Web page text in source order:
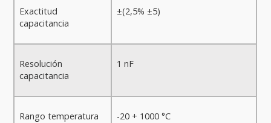
Exactitud
capacitancia
±(2,5% ±5)
Resolución
capacitancia
1 nF
Rango temperatura -20 + 1000 °C